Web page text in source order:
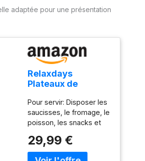
professionnels.
perles supportent la
cuisson au four et aident
fond de pâte lors des
préparations sucrées ou
salées RÉUTILISABLES
ET SIMPLES À
NETTOYER: Laissez les
perles refroidir après
main, séchez les bien
puis rangez les dans la
boîte pour la prochaine
utilisation
adaptée pour une présentation
Relaxdays
Plateaux de
Acier inoxydable,
adapté au lave-
vaisselle,
saucisson, 48 x 33
cm, argenté
Pour servir: Disposer les
saucisses, le fromage, le
poisson, les snacks et
coins: Torpilleur de
service en lot de 3
29,99 €